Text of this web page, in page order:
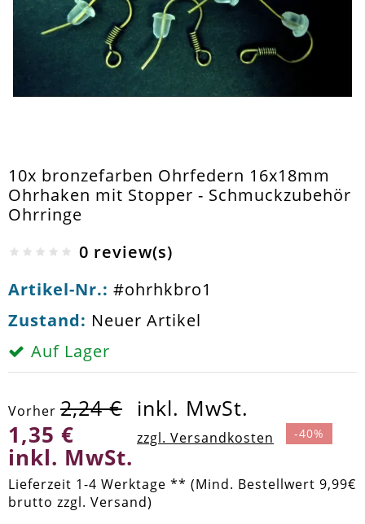
10x bronzefarben Ohrfedern 16x18mm
Ohrhaken mit Stopper - Schmuckzubehör
Ohrringe
0 review(s)
Artikel-Nr.: #ohrhkbro1
Zustand: Neuer Artikel
Auf Lager
Vorher 2,24 € inkl. MwSt.
1,35 €
inkl. MwSt.
zzgl. Versandkosten -40%
Lieferzeit 1-4 Werktage ** (Mind. Bestellwert 9,99€
brutto zzgl. Versand)